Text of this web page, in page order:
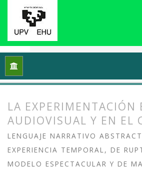
Inicio Vol. 12 Núm. 1
LA EXPERIMENTACIÓN
AUDIOVISUAL Y EN EL
LENGUAJE NARRATIVO
EXPERIENCIA TEMPORAL, DE
MODELO ESPECTACULAR Y DE